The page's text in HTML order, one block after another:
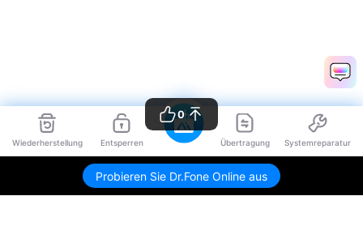
Wiederherstellung Entsperren Übertragung Systemreparatur
Probieren Sie Dr.Fone Online aus
0